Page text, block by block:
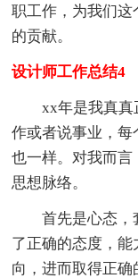
职工作，为我们
的贡献。
设计师工作总结4
xx年是我真真
作或者说事业，
也一样。对我而
思想脉络。
首先是心态，
了正确的态度，
向，进而取得正